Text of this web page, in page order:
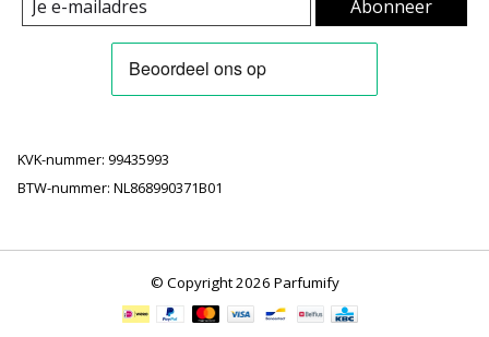
Abonneer
KVK-nummer: 99435993
BTW-nummer: NL868990371B01
© Copyright 2026 Parfumify